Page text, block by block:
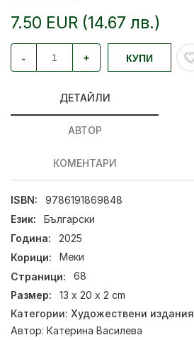
7.50 EUR (14.67 лв.)
- + КУПИ
ДЕТАЙЛИ
АВТОР
КОМЕНТАРИ
ISBN:
9786191869848
Език:
Български
Година:
2025
Корици:
Меки
Страници:
68
Размер:
13 x 20 x 2 cm
Категории: Художествени издания
Автор: Катерина Василева